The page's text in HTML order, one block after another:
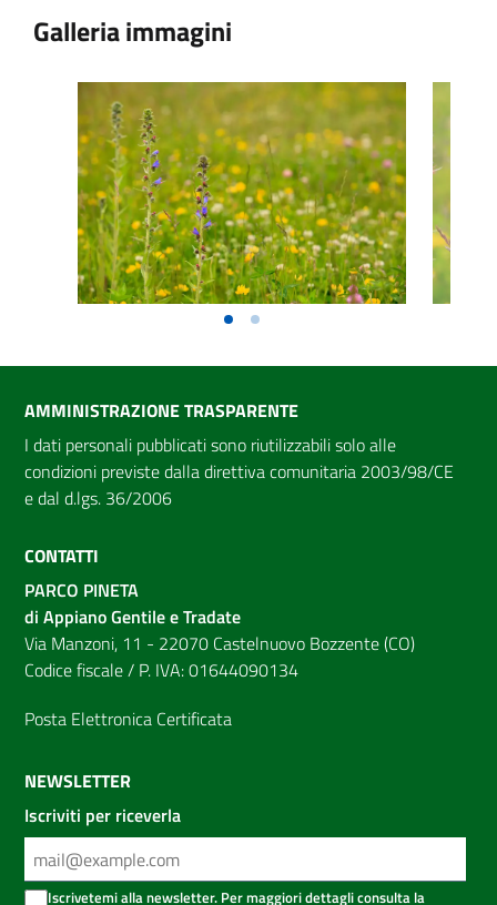
Galleria immagini
AMMINISTRAZIONE TRASPARENTE
I dati personali pubblicati sono riutilizzabili solo alle
condizioni previste dalla direttiva comunitaria 2003/98/CE
e dal d.lgs. 36/2006
CONTATTI
PARCO PINETA
di Appiano Gentile e Tradate
Via Manzoni, 11 - 22070 Castelnuovo Bozzente (CO)
Codice fiscale / P. IVA: 01644090134
Posta Elettronica Certificata
NEWSLETTER
Iscriviti per riceverla
Iscrivetemi alla newsletter. Per maggiori dettagli consulta la